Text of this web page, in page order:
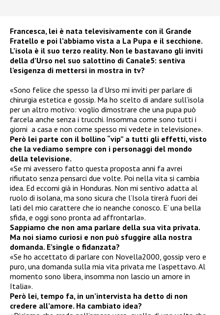
Francesca, lei è nata televisivamente con il Grande
Fratello e poi l’abbiamo vista a La Pupa e il secchione.
L’isola è il suo terzo reality. Non le bastavano gli inviti
della d’Urso nel suo salottino di Canale5: sentiva
l’esigenza di mettersi in mostra in tv?
«Sono felice che spesso la d’Urso mi inviti per parlare di
chirurgia estetica e gossip. Ma ho scelto di andare sull’isola
per un altro motivo: voglio dimostrare che una pupa può
farcela anche senza i trucchi. Insomma come sono tutti i
giorni a casa e non come spesso mi vedete in televisione».
Però lei parte con il bollino “vip” a tutti gli effetti, visto
che la vediamo sempre con i personaggi del mondo
della televisione.
«Se mi avessero fatto questa proposta anni fa avrei
rifiutato senza pensarci due volte. Poi nella vita si cambia
idea. Ed eccomi già in Honduras. Non mi sentivo adatta al
ruolo di isolana, ma sono sicura che l’Isola tirerà fuori dei
lati del mio carattere che io neanche conosco. E’ una bella
sfida, e oggi sono pronta ad affrontarla».
Sappiamo che non ama parlare della sua vita privata.
Ma noi siamo curiosi e non può sfuggire alla nostra
domanda. E’single o fidanzata?
«Se ho accettato di parlare con Novella2000, gossip vero e
puro, una domanda sulla mia vita privata me l’aspettavo. Al
momento sono libera, insomma non lascio un amore in
Italia».
Però lei, tempo fa, in un’intervista ha detto di non
credere all’amore. Ha cambiato idea?